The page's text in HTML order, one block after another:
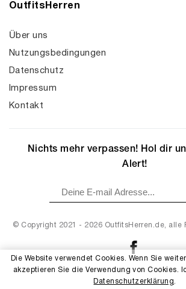
OutfitsHerren
Über uns
Nutzungsbedingungen
Datenschutz
Impressum
Kontakt
© Copyright 2021 - 2026 OutfitsHerren.de, alle
Nichts mehr verpassen! Hol dir
Alert!
Die Website verwendet Cookies. Wenn Sie
akzeptieren Sie die Verwendung von Cookies.
Datenschutzerklärung